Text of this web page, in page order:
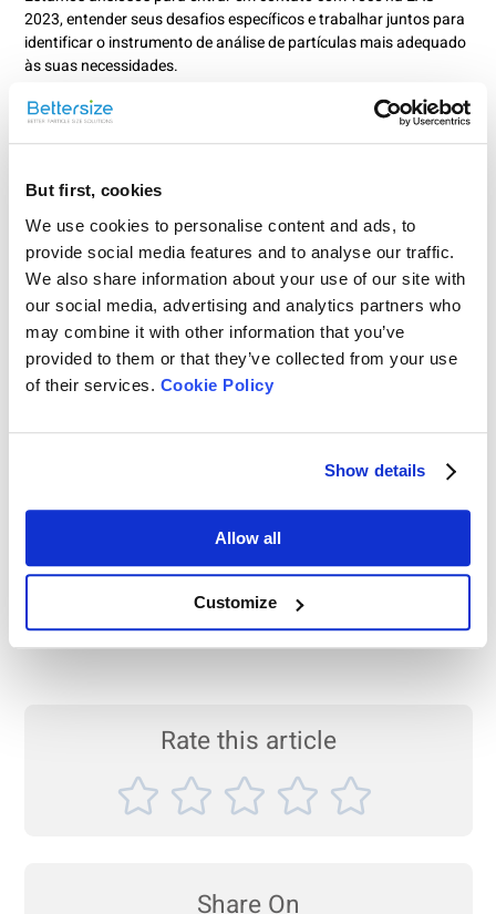
But first, cookies
We use cookies to personalise content and ads, to
provide social media features and to analyse our traffic.
We also share information about your use of our site with
our social media, advertising and analytics partners who
may combine it with other information that you’ve
provided to them or that they’ve collected from your use
of their services. Cookie Policy
Show details
Allow all
Customize
2023, entender seus desafios específicos e trabalhar juntos para
identificar o instrumento de análise de partículas mais adequado
às suas necessidades.
Data: 13 a 15 de novembro de 2023
Local: Crowne Plaza Princeton Conference Center,
Plainsboro, Nova Jersey
Mantenha-se conectado:
Saiba mais sobreHistória da Bettersize
Conheça nosso escritório nos EUA, na Califórnia -
Rate this article
Share On